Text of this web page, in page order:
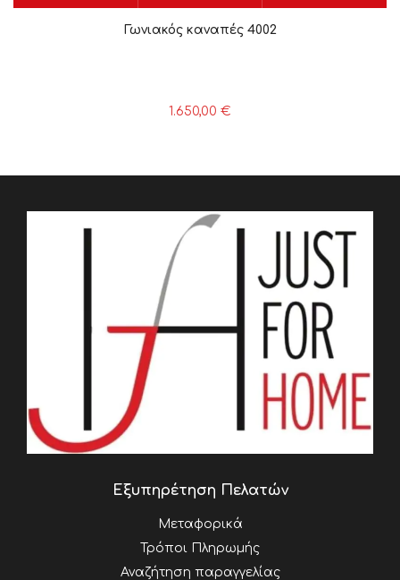
Γωνιακός καναπές 4002
1.650,00 €
Εξυπηρέτηση Πελατών
Μεταφορικά
Τρόποι Πληρωμής
Αναζήτηση παραγγελίας